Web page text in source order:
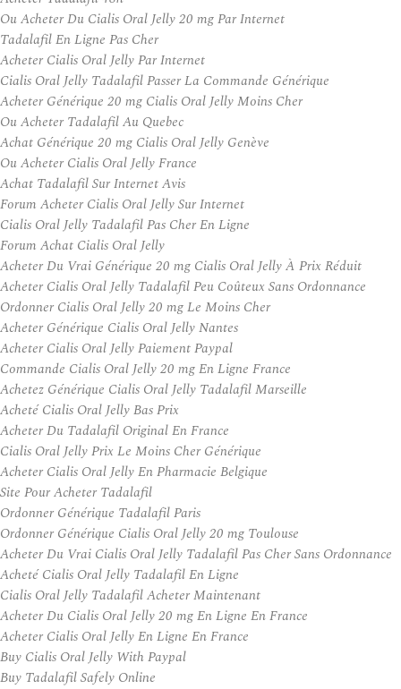
Ou Acheter Du Cialis Oral Jelly 20 mg Par Internet
Tadalafil En Ligne Pas Cher
Acheter Cialis Oral Jelly Par Internet
Cialis Oral Jelly Tadalafil Passer La Commande Générique
Acheter Générique 20 mg Cialis Oral Jelly Moins Cher
Ou Acheter Tadalafil Au Quebec
Achat Générique 20 mg Cialis Oral Jelly Genève
Ou Acheter Cialis Oral Jelly France
Achat Tadalafil Sur Internet Avis
Forum Acheter Cialis Oral Jelly Sur Internet
Cialis Oral Jelly Tadalafil Pas Cher En Ligne
Forum Achat Cialis Oral Jelly
Acheter Du Vrai Générique 20 mg Cialis Oral Jelly À Prix Réduit
Acheter Cialis Oral Jelly Tadalafil Peu Coûteux Sans Ordonnance
Ordonner Cialis Oral Jelly 20 mg Le Moins Cher
Acheter Générique Cialis Oral Jelly Nantes
Acheter Cialis Oral Jelly Paiement Paypal
Commande Cialis Oral Jelly 20 mg En Ligne France
Achetez Générique Cialis Oral Jelly Tadalafil Marseille
Acheté Cialis Oral Jelly Bas Prix
Acheter Du Tadalafil Original En France
Cialis Oral Jelly Prix Le Moins Cher Générique
Acheter Cialis Oral Jelly En Pharmacie Belgique
Site Pour Acheter Tadalafil
Ordonner Générique Tadalafil Paris
Ordonner Générique Cialis Oral Jelly 20 mg Toulouse
Acheter Du Vrai Cialis Oral Jelly Tadalafil Pas Cher Sans Ordonnance
Acheté Cialis Oral Jelly Tadalafil En Ligne
Cialis Oral Jelly Tadalafil Acheter Maintenant
Acheter Du Cialis Oral Jelly 20 mg En Ligne En France
Acheter Cialis Oral Jelly En Ligne En France
Buy Cialis Oral Jelly With Paypal
Buy Tadalafil Safely Online